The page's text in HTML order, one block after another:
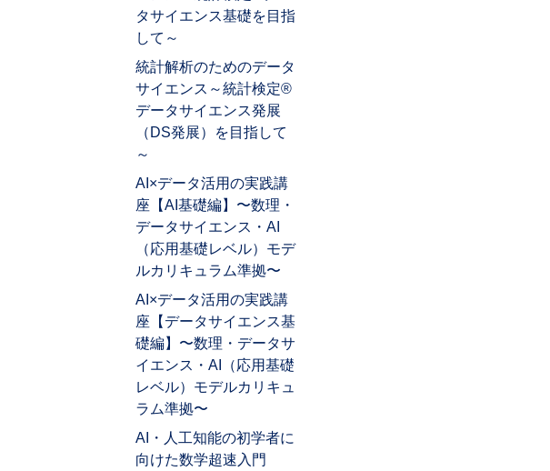
タサイエンス基礎を目指
して～
統計解析のためのデータ
サイエンス～統計検定®
データサイエンス発展
（DS発展）を目指して
～
AI×データ活用の実践講
座【AI基礎編】〜数理・
データサイエンス・AI
（応用基礎レベル）モデ
ルカリキュラム準拠〜
AI×データ活用の実践講
座【データサイエンス基
礎編】〜数理・データサ
イエンス・AI（応用基礎
レベル）モデルカリキュ
ラム準拠〜
AI・人工知能の初学者に
向けた数学超速入門